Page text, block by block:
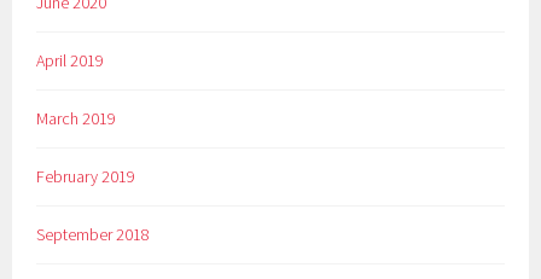
April 2019
March 2019
February 2019
September 2018